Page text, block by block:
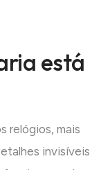
está
relógios, mais
invisíveis